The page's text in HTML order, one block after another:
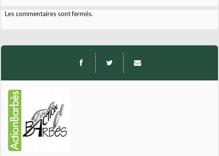
Les commentaires sont fermés.